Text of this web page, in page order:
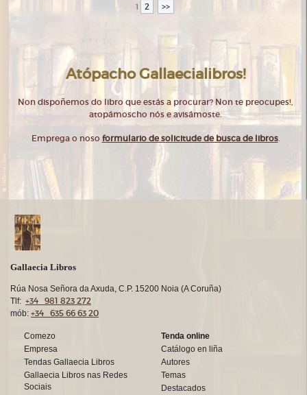
1 2 >>
Atópacho Gallaecialibros!
Non dispoñemos do libro que estás a procurar? Non te preocupes!,
atopámoscho nós e avisámoste.
Emprega o noso formulario de solicitude de busca de libros.
Gallaecia Libros
Rúa Nosa Señora da Axuda, C.P. 15200 Noia (A Coruña)
Tlf: +34 981 823 272
mób: +34 635 66 63 20
Comezo
Empresa
Tendas Gallaecia Libros
Gallaecia Libros nas Redes
Sociais
Tenda online
Catálogo en liña
Autores
Temas
Destacados